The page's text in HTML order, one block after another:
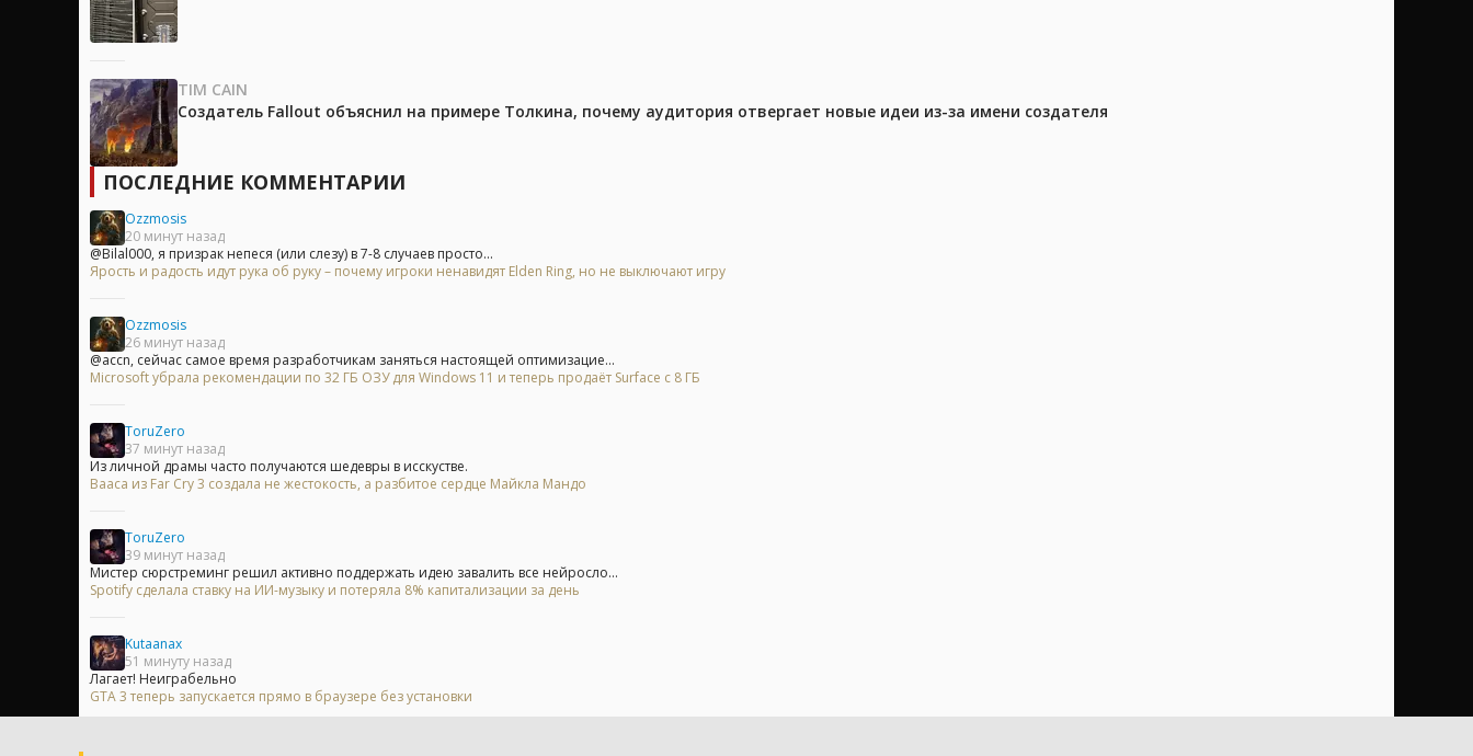
TIM CAIN
Создатель Fallout объяснил на примере Толкина, почему аудитория отвергает новые идеи из-за имени создателя
ПОСЛЕДНИЕ КОММЕНТАРИИ
Ozzmosis
20 минут назад
@Bilal000, я призрак непеся (или слезу) в 7-8 случаев просто...
Ярость и радость идут рука об руку – почему игроки ненавидят Elden Ring, но не выключают игру
Ozzmosis
26 минут назад
@accn, сейчас самое время разработчикам заняться настоящей оптимизацие...
Microsoft убрала рекомендации по 32 ГБ ОЗУ для Windows 11 и теперь продаёт Surface с 8 ГБ
ToruZero
37 минут назад
Из личной драмы часто получаются шедевры в исскустве.
Вааса из Far Cry 3 создала не жестокость, а разбитое сердце Майкла Мандо
ToruZero
39 минут назад
Мистер сюрстреминг решил активно поддержать идею завалить все нейросло...
Spotify сделала ставку на ИИ-музыку и потеряла 8% капитализации за день
Kutaanax
51 минуту назад
Лагает! Неиграбельно
GTA 3 теперь запускается прямо в браузере без установки